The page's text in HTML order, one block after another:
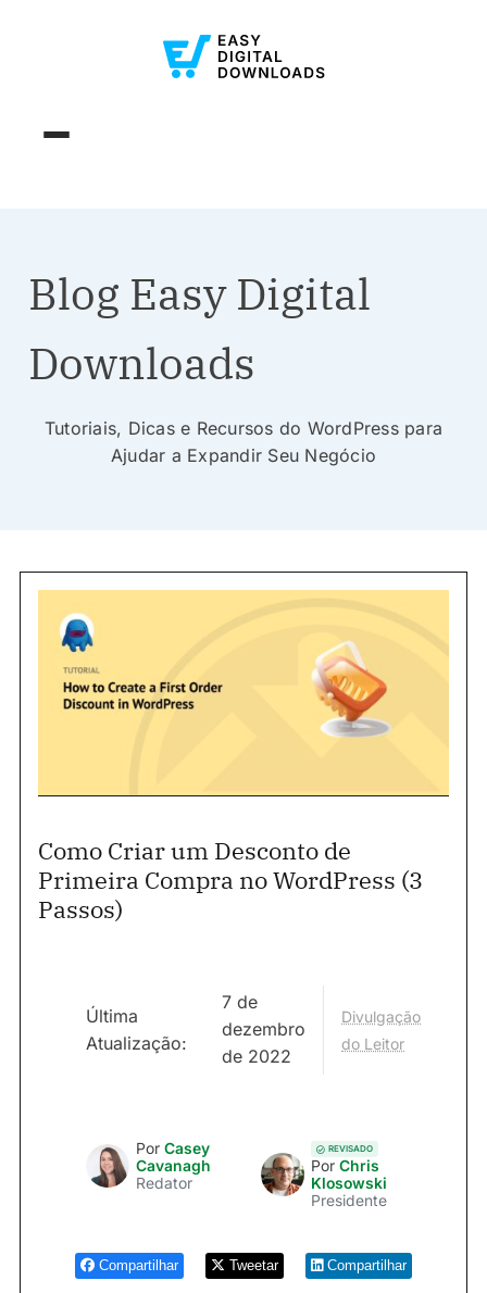
Blog Easy Digital
Downloads
Tutoriais, Dicas e Recursos do WordPress para
Ajudar a Expandir Seu Negócio
Como Criar um Desconto de
Primeira Compra no WordPress (3
Passos)
Última
Atualização:
7 de
dezembro
de 2022
Divulgação
do Leitor
Por Casey
Cavanagh
Redator
REVISADO
Por Chris
Klosowski
Presidente
Compartilhar Tweetar Compartilhar